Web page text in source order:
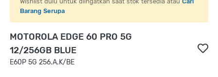
Barang Serupa
MOTOROLA EDGE 60 PRO 5G
12/256GB BLUE
E60P 5G 256.A.K/BE